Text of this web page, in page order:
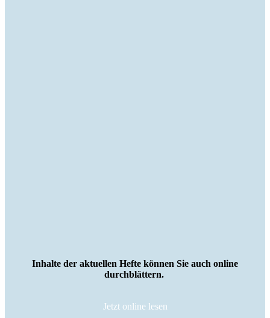
Inhalte der aktuellen Hefte können Sie auch online
durchblättern.
Jetzt online lesen